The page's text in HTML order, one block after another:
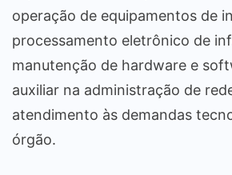
operação de equipamentos de
processamento eletrônico de
manutenção de hardware e
auxiliar na administração de
atendimento às demandas
órgão.